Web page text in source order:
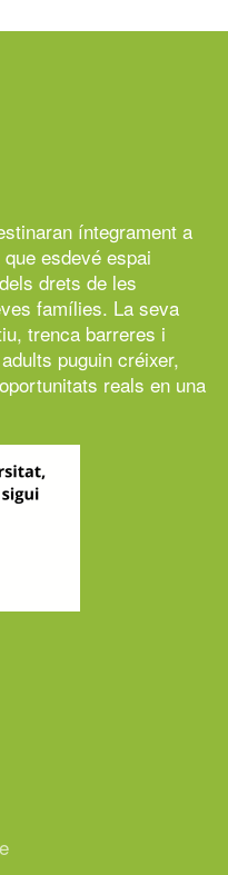
íntegrament a
esdevé espai
drets de les
famílies. La seva
trenca barreres i
puguin créixer,
reals en una